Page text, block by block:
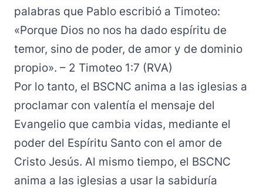
palabras que Pablo escribió a Timoteo:
«Porque Dios no nos ha dado espíritu de
temor, sino de poder, de amor y de dominio
propio». – 2 Timoteo 1:7 (RVA)
Por lo tanto, el BSCNC anima a las iglesias a
proclamar con valentía el mensaje del
Evangelio que cambia vidas, mediante el
poder del Espíritu Santo con el amor de
Cristo Jesús. Al mismo tiempo, el BSCNC
anima a las iglesias a usar la sabiduría